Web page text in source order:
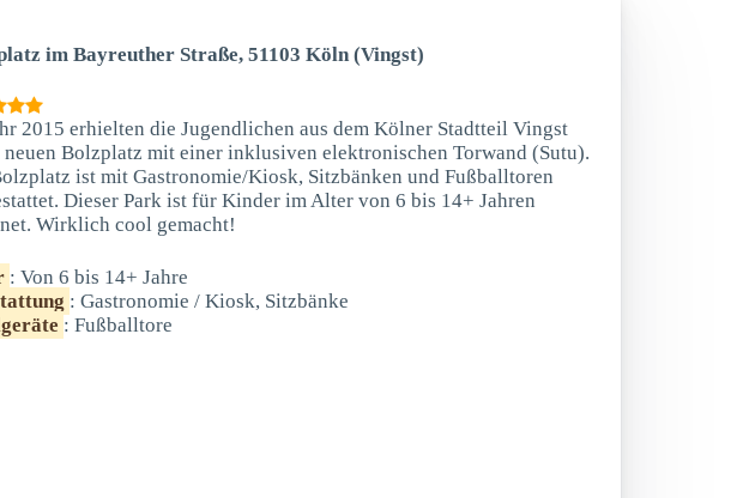
im Bayreuther Straße, 51103 Köln (Vingst)
2015 erhielten die Jugendlichen aus dem Kölner Stadtteil Vingst
neuen Bolzplatz mit einer inklusiven elektronischen Torwand (Sutu).
ist mit Gastronomie/Kiosk, Sitzbänken und Fußballtoren
Dieser Park ist für Kinder im Alter von 6 bis 14+ Jahren
Wirklich cool gemacht!
: Von 6 bis 14+ Jahre
: Gastronomie / Kiosk, Sitzbänke
: Fußballtore